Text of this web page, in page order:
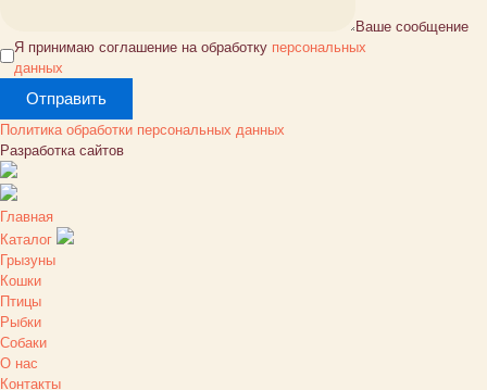
Ваше сообщение
Я принимаю соглашение на обработку персональных
данных
Политика обработки персональных данных
Разработка сайтов
Главная
Каталог
Грызуны
Кошки
Птицы
Рыбки
Собаки
О нас
Контакты